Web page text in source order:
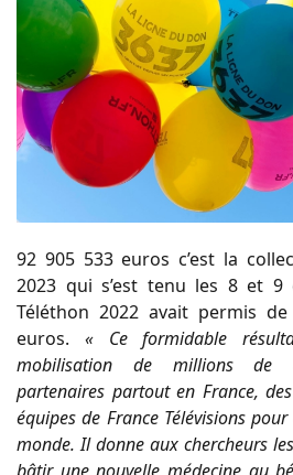
92 905 533 euros c’est la
2023 qui s’est tenu les 8 et 9
Téléthon 2022 avait permis
euros. « Ce formidable
mobilisation de millions de
partenaires partout en France,
équipes de France Télévisions
monde. Il donne aux chercheurs